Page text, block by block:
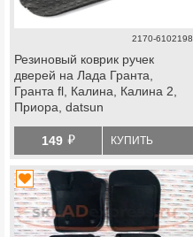
2170-6102198
Резиновый коврик ручек
дверей на Лада Гранта,
Гранта fl, Калина, Калина 2,
Приора, datsun
149 й КУПИТЬ